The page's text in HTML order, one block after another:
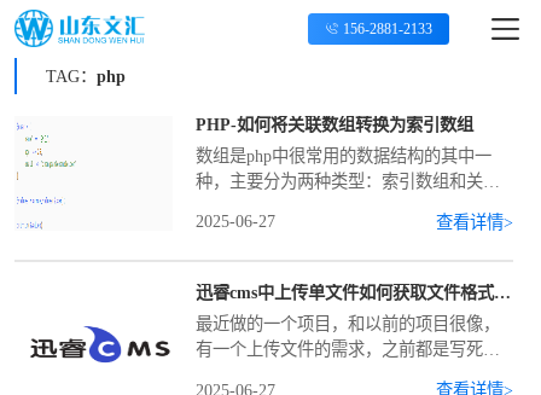
156-2881-2133
TAG： php
PHP-如何将关联数组转换为索引数组
数组是php中很常用的数据结构的其中一
种，主要分为两种类型：索引数组和关联
特点是： 1、使用数字作为键名（索引）
2、键名从0开始自动递增 3、元
2025-06-27 查看详情>
迅睿cms中上传单文件如何获取文件格式和大小
最近做的一个项目，和以前的项目很像，
有一个上传文件的需求，之前都是写死
2025-06-27 查看详情>